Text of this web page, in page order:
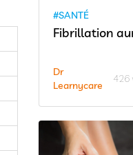
#SANTÉ
Fibrillation
Dr
Learnycare
426